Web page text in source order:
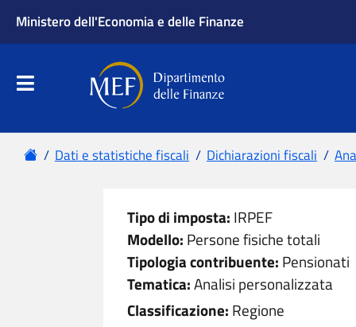
Ministero dell'Economia e delle Finanze
Apri menu principale
Dipartimento delle Finanze
Menu principale
HomeDati e statistiche fiscali Dichiarazioni fiscali
Tipo di imposta: IRPEF
Modello: Persone fisiche totali
Tipologia contribuente: Pensionati
Tematica:Analisi personalizzata
Classificazione: Regione